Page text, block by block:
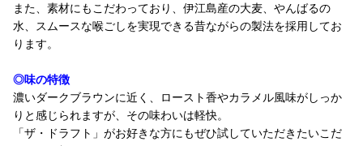
また、素材にもこだわっており、伊江島産の大麦、やんばるの
水、スムースな喉ごしを実現できる昔ながらの製法を採用してお
ります。
◎味の特徴
濃いダークブラウンに近く、ロースト香やカラメル風味がしっか
りと感じられますが、その味わいは軽快。
「ザ・ドラフト」がお好きな方にもぜひ試していただきたいこだ